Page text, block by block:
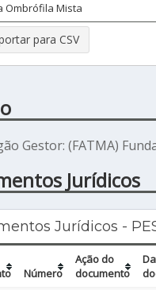
Ombrófila Mista
para CSV
Gestor: (FATMA)
Jurídicos
Jurídicos -
Número
Ação do
documento